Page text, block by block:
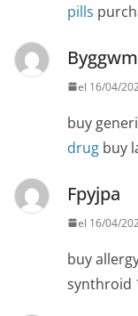
pills
Byggwm
el 16/04/
buy
drug buy
Fpyjpa
el 16/04/
buy
synthroid